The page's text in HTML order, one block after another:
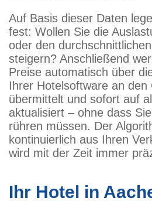
Auf Basis dieser Daten
fest: Wollen Sie die
oder den
steigern? Anschließend
Preise automatisch über
Ihrer Hotelsoftware an den
übermittelt und sofort auf
aktualisiert – ohne dass
rühren müssen. Der
kontinuierlich aus Ihren
wird mit der Zeit immer
Ihr Hotel in